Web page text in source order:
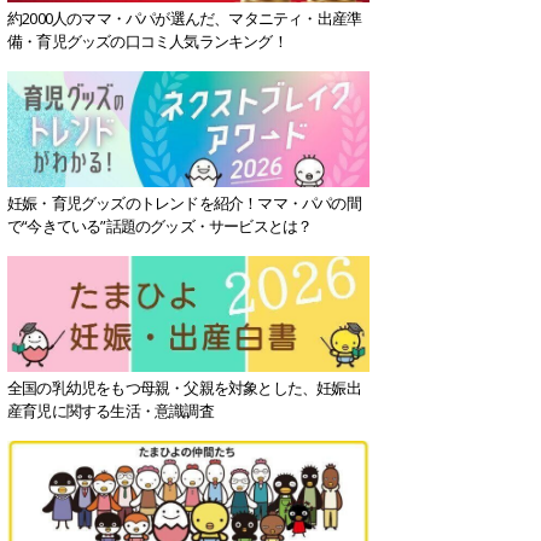
約2000人のママ・パパが選んだ、マタニティ・出産準
備・育児グッズの口コミ人気ランキング！
妊娠・育児グッズのトレンドを紹介！ママ・パパの間
で“今きている”話題のグッズ・サービスとは？
全国の乳幼児をもつ母親・父親を対象とした、妊娠出
産育児に関する生活・意識調査